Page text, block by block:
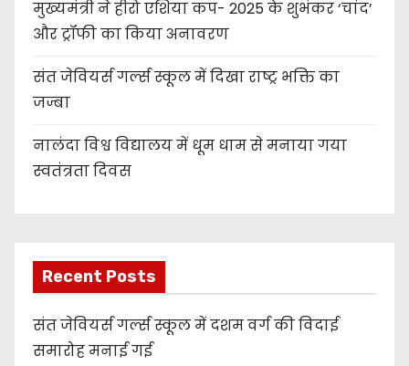
मुख्यमंत्री ने हीरो एशिया कप- 2025 के शुभंकर ‘चांद’
और ट्रॉफी का किया अनावरण
संत जेवियर्स गर्ल्स स्कूल में दिखा राष्ट्र भक्ति का
जज्बा
नालंदा विश्व विद्यालय में धूम धाम से मनाया गया
स्वतंत्रता दिवस
Recent Posts
संत जेवियर्स गर्ल्स स्कूल में दशम वर्ग की विदाई
समारोह मनाई गई